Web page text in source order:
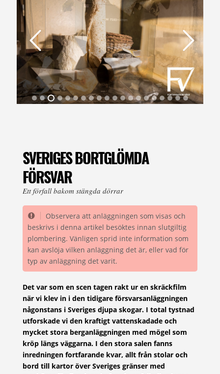
SVERIGES BORTGLÖMDA
FÖRSVAR
Ett förfall bakom stängda dörrar
Observera att anläggningen som visas och
beskrivs i denna artikel besöktes innan slutgiltig
plombering. Vänligen sprid inte information som
kan avslöja vilken anläggning det är, eller vad för
typ av anläggning det varit.
Det var som en scen tagen rakt ur en skräckfilm
när vi klev in i den tidigare försvarsanläggningen
någonstans i Sveriges djupa skogar. I total tystnad
utforskade vi den kraftigt vattenskadade och
mycket stora berganläggningen med mögel som
kröp längs väggarna. I den stora salen fanns
inredningen fortfarande kvar, allt från stolar och
bord till kartor över Sveriges gränser med